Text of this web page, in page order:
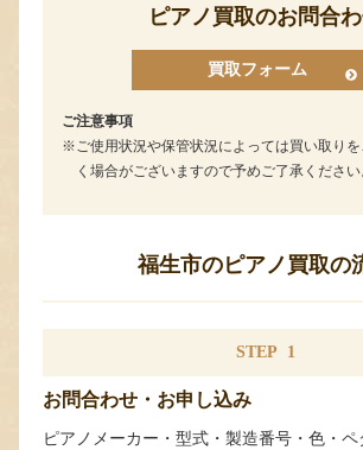
ピアノ買取のお問合
買取フォーム
ご注意事項
ご使用状況や保管状況によっては買い取り
く場合がございますので予めご了承ください
福生市のピアノ買取の
STEP 1
お問合わせ・お申し込み
ピアノメーカー・型式・製造番号・色・